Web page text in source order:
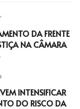
DA FRENTE
NA CÂMARA
INTENSIFICAR
DO RISCO DA